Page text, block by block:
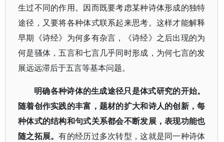
生过不同的作用。因而既要考虑某种诗体形成的独特
途径，又要将各种体式联系起来思考。这样才能解释
早期《诗经》为何多有杂言，《诗经》之后出现的为
何是骚体，五言和七言几乎同时形成，为何七言的发
展远远滞后于五言等基本问题。
明确各种诗体的生成途径只是体式研究的开始。
随着创作实践的丰富，题材的扩大和诗人的创新，每
种体式的结构和句式关系都会不断发展，表现功能也
随之拓展。有的经历过多次转型，这就是同一种诗体